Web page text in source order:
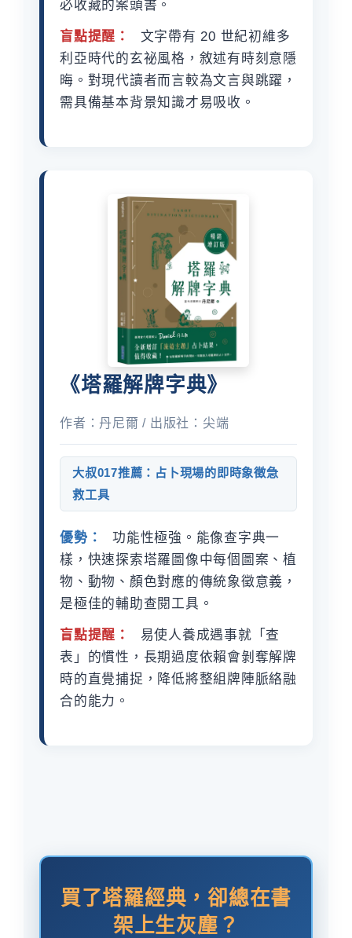
必收藏的案頭書。
盲點提醒：
文字帶有 20 世紀初維多
利亞時代的玄祕風格，敘述有時刻意隱
晦。對現代讀者而言較為文言與跳躍，
需具備基本背景知識才易吸收。
《塔羅解牌字典》
作者：丹尼爾 / 出版社：尖端
大叔017推薦：占卜現場的即時象徵急
救工具
優勢：
功能性極強。能像查字典一
樣，快速探索塔羅圖像中每個圖案、植
物、動物、顏色對應的傳統象徵意義，
是極佳的輔助查閱工具。
盲點提醒：
易使人養成遇事就「查
表」的慣性，長期過度依賴會剝奪解牌
時的直覺捕捉，降低將整組牌陣脈絡融
合的能力。
買了塔羅經典，卻總在書
架上生灰塵？